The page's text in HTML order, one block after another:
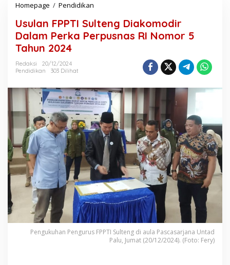
Homepage / Pendidikan
u
l
a
T
I
S
u
l
t
e
g
D
i
k
o
m
d
Usulan FPPTI Sulteng Diakomodir
Dalam Perka Perpusnas RI Nomor 5
Tahun 2024
Redaksi
20/12/2024
Pendidikan
303 Dilihat
Pengukuhan Pengurus FPPTI Sulteng di aula Pascasarjana Untad
Palu, Jumat (20/12/2024). (Foto: Fery)